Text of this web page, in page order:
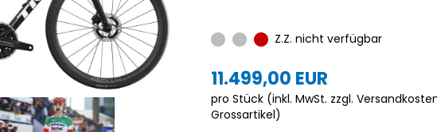
Z.Z. nicht verfügbar
11.499,00 EUR
pro Stück (inkl. MwSt. zzgl.
Grossartikel)